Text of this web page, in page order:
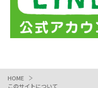
HOME
このサイトについて